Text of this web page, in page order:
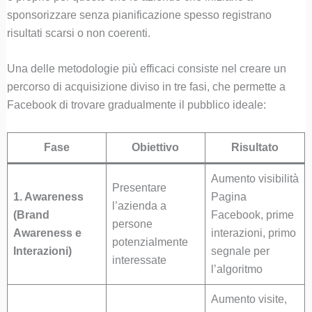
sponsorizzare senza pianificazione spesso registrano
risultati scarsi o non coerenti.
Una delle metodologie più efficaci consiste nel creare un
percorso di acquisizione diviso in tre fasi, che permette a
Facebook di trovare gradualmente il pubblico ideale:
Fase Obiettivo Risultato
1. Awareness
(Brand
Awareness e
Interazioni)
Presentare
l’azienda a
persone
potenzialmente
interessate
Aumento visibilità
Pagina
Facebook, prime
interazioni, primo
segnale per
l’algoritmo
Aumento visite,